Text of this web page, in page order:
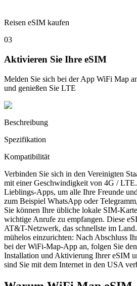
Reisen eSIM kaufen
03
Aktivieren Sie Ihre eSIM
Melden Sie sich bei der App WiFi Map
und genießen Sie LTE
Beschreibung
Spezifikation
Kompatibilität
Verbinden Sie sich in den Vereinigten
mit einer Geschwindigkeit von 4G /
Lieblings-Apps, um alle Ihre Freunde
zum Beispiel WhatsApp oder
Sie können Ihre übliche lokale SIM-
wichtige Anrufe zu empfangen. Diese
AT&T-Netzwerk, das schnellste im
mühelos einzurichten: Nach Abschluss
bei der WiFi-Map-App an, folgen Sie
Installation und Aktivierung Ihrer eSIM
sind Sie mit dem Internet in den USA